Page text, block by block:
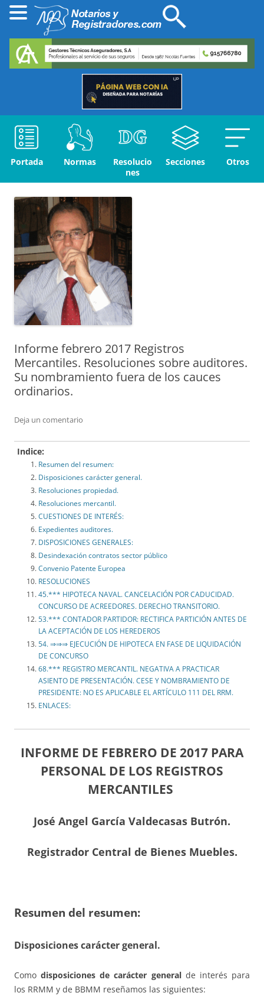
Portada Normas
Resolucio
nes
Secciones Otros
Informe febrero 2017 Registros
Mercantiles. Resoluciones sobre auditores.
Su nombramiento fuera de los cauces
ordinarios.
Deja un comentario
Indice:
Resumen del resumen:
Disposiciones carácter general.
Resoluciones propiedad.
Resoluciones mercantil.
CUESTIONES DE INTERÉS:
Expedientes auditores.
DISPOSICIONES GENERALES:
Desindexación contratos sector público
Convenio Patente Europea
RESOLUCIONES
45.*** HIPOTECA NAVAL. CANCELACIÓN POR CADUCIDAD.
CONCURSO DE ACREEDORES. DERECHO TRANSITORIO.
53.*** CONTADOR PARTIDOR: RECTIFICA PARTICIÓN ANTES DE
LA ACEPTACIÓN DE LOS HEREDEROS
54. ⇒⇒⇒ EJECUCIÓN DE HIPOTECA EN FASE DE LIQUIDACIÓN
DE CONCURSO
68.*** REGISTRO MERCANTIL. NEGATIVA A PRACTICAR
ASIENTO DE PRESENTACIÓN. CESE Y NOMBRAMIENTO DE
PRESIDENTE: NO ES APLICABLE EL ARTÍCULO 111 DEL RRM.
ENLACES:
INFORME DE FEBRERO DE 2017 PARA
PERSONAL DE LOS REGISTROS
MERCANTILES
José Angel García Valdecasas Butrón.
Registrador Central de Bienes Muebles.
Resumen del resumen:
Disposiciones carácter general.
Comodisposiciones de carácter generalde interés para
los RRMM y de BBMM reseñamos las siguientes: